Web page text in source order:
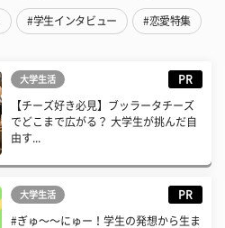
#学生インタビュー #恋愛特集
大学生活 PR
【チーズ好き必見】ブッラータチーズ
でどこまで広がる？ 大学生が挑んだ自
由す...
大学生活 PR
#ぎゅ〜〜にゅー！学生の発想から生ま